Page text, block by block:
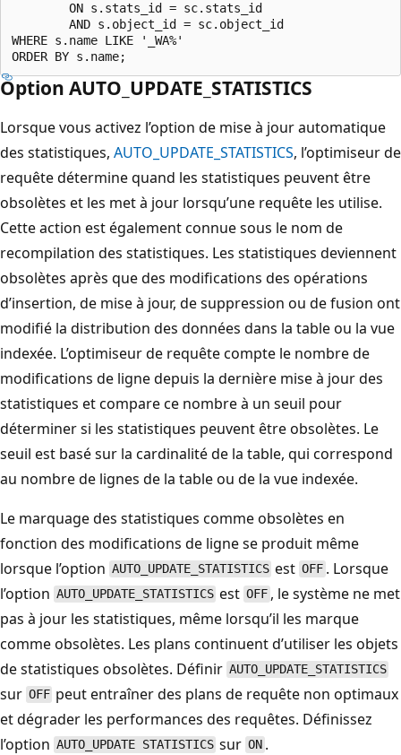
        ON s.stats_id = sc.stats_id
        AND s.object_id = sc.object_id
WHERE s.name LIKE '_WA%'
Option AUTO_UPDATE_STATISTICS
Lorsque vous activez l’option de mise à jour automatique
des statistiques, AUTO_UPDATE_STATISTICS, l’optimiseur de
requête détermine quand les statistiques peuvent être
obsolètes et les met à jour lorsqu’une requête les utilise.
Cette action est également connue sous le nom de
recompilation des statistiques. Les statistiques deviennent
obsolètes après que des modifications des opérations
d’insertion, de mise à jour, de suppression ou de fusion ont
modifié la distribution des données dans la table ou la vue
indexée. L’optimiseur de requête compte le nombre de
modifications de ligne depuis la dernière mise à jour des
statistiques et compare ce nombre à un seuil pour
déterminer si les statistiques peuvent être obsolètes. Le
seuil est basé sur la cardinalité de la table, qui correspond
au nombre de lignes de la table ou de la vue indexée.
Le marquage des statistiques comme obsolètes en
fonction des modifications de ligne se produit même
lorsque l’option AUTO_UPDATE_STATISTICS est OFF . Lorsque
l’option AUTO_UPDATE_STATISTICS est OFF , le système ne met
pas à jour les statistiques, même lorsqu’il les marque
comme obsolètes. Les plans continuent d’utiliser les objets
de statistiques obsolètes. Définir AUTO_UPDATE_STATISTICS
sur OFF peut entraîner des plans de requête non optimaux
et dégrader les performances des requêtes. Définissez
l’option AUTO_UPDATE STATISTICS sur ON .